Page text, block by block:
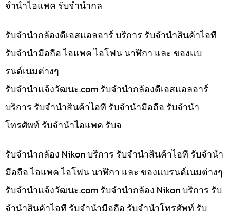
จำนำไอแพค รับจำนำกล
รับจำนำกล้องดีเอสแอลอาร์ บริการ รับจำนำสินค้าไอที
รับจำนำมือถือ ไอแพค ไอโฟน นาฬิกา และ ของแบ
รนด์เนมต่างๆ
รับจํานําแจ้งวัฒนะ.com รับจำนำกล้องดีเอสแอลอาร์
บริการ รับจำนำสินค้าไอที รับจำนำมือถือ รับจำนำ
โทรศัพท์ รับจำนำไอแพค รับจ
รับจำนำกล้อง Nikon บริการ รับจำนำสินค้าไอที รับจำนำ
มือถือ ไอแพค ไอโฟน นาฬิกา และ ของแบรนด์เนมต่างๆ
รับจํานําแจ้งวัฒนะ.com รับจำนำกล้อง Nikon บริการ รับ
จำนำสินค้าไอที รับจำนำมือถือ รับจำนำโทรศัพท์ รับ